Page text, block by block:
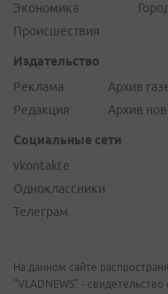
Экономика
Происшествия
Издательство
Реклама
Редакция
Архив
Архив
Социальные сети
vkontakte
Одноклассники
Телеграм
На данном сайте
"VLADNEWS" -